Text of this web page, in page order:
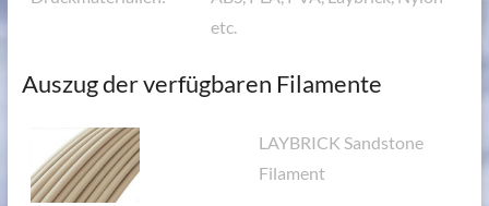
etc.
Auszug der verfügbaren Filamente
LAYBRICK Sandstone
Filament